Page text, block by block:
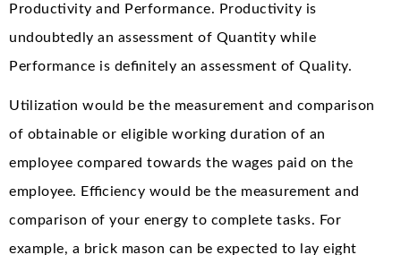
Productivity and Performance. Productivity is
undoubtedly an assessment of Quantity while
Performance is definitely an assessment of Quality.
Utilization would be the measurement and comparison
of obtainable or eligible working duration of an
employee compared towards the wages paid on the
employee. Efficiency would be the measurement and
comparison of your energy to complete tasks. For
example, a brick mason can be expected to lay eight